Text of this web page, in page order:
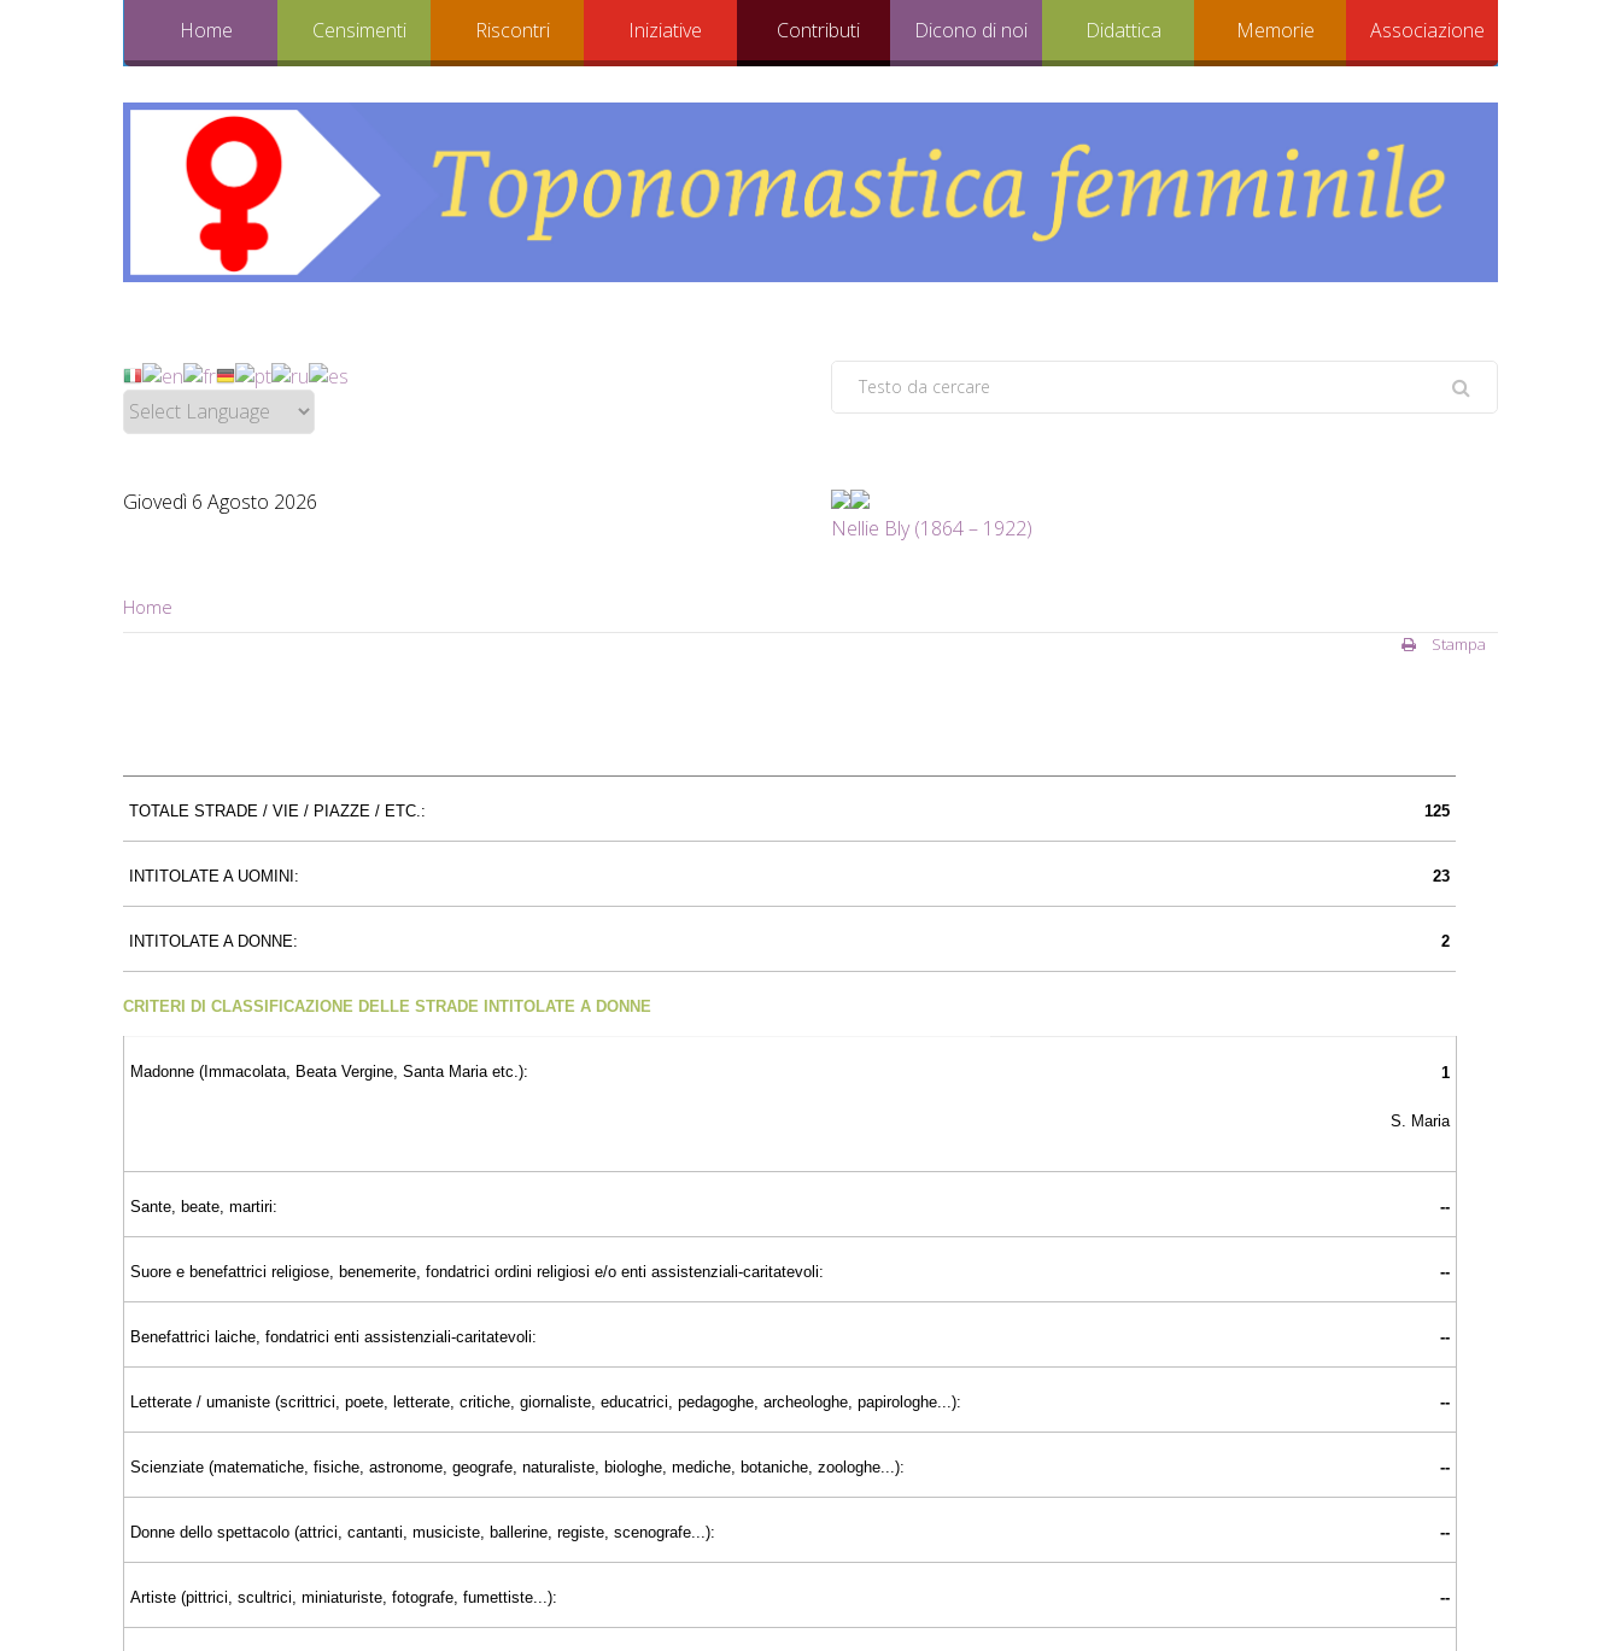
Home Censimenti Riscontri Iniziative Contributi Dicono di noi Didattica Memorie Associazione
Giovedì 6 Agosto 2026
Nellie Bly (1864 – 1922)
Home
Stampa
TOTALE STRADE / VIE / PIAZZE / ETC.: 125
INTITOLATE A UOMINI: 23
INTITOLATE A DONNE: 2
CRITERI DI CLASSIFICAZIONE DELLE STRADE INTITOLATE A DONNE
Madonne (Immacolata, Beata Vergine, Santa Maria etc.): 1
S. Maria
Sante, beate, martiri: --
Suore e benefattrici religiose, benemerite, fondatrici ordini religiosi e/o enti assistenziali-caritatevoli: --
Benefattrici laiche, fondatrici enti assistenziali-caritatevoli: --
Letterate / umaniste (scrittrici, poete, letterate, critiche, giornaliste, educatrici, pedagoghe, archeologhe, papirologhe...): --
Scienziate (matematiche, fisiche, astronome, geografe, naturaliste, biologhe, mediche, botaniche, zoologhe...): --
Donne dello spettacolo (attrici, cantanti, musiciste, ballerine, registe, scenografe...): --
Artiste (pittrici, scultrici, miniaturiste, fotografe, fumettiste...): --